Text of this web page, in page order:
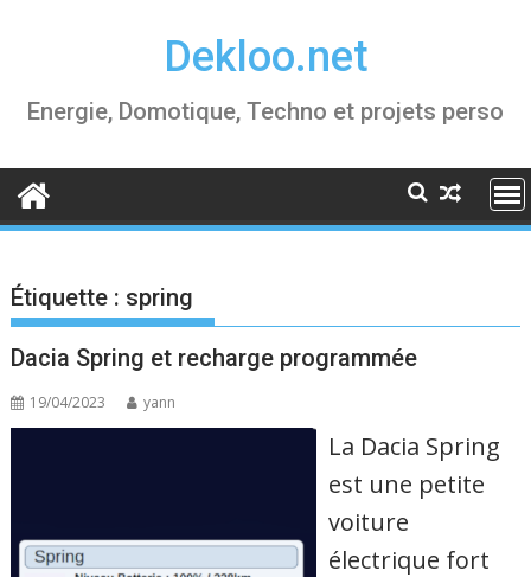
Dekloo.net
Energie, Domotique, Techno et projets perso
Étiquette : spring
Dacia Spring et recharge programmée
19/04/2023 yann
La Dacia Spring
est une petite
voiture
électrique fort